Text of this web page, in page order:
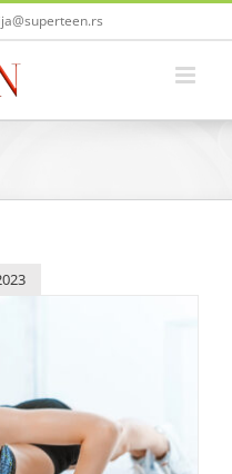
vežbanje